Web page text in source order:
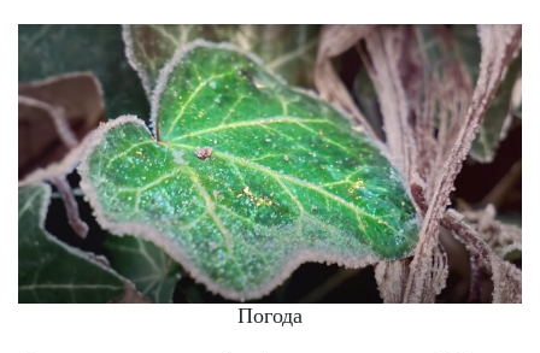
Погода